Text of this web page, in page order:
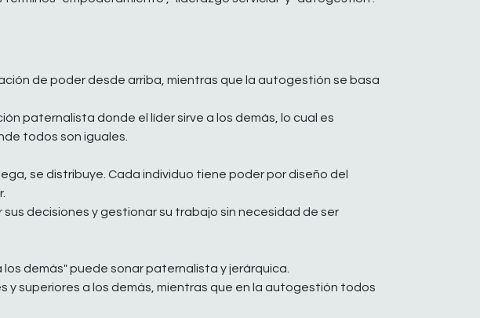
de poder desde arriba, mientras que la autogestión se basa
paternalista donde el líder sirve a los demás, lo cual es
todos son iguales.
se distribuye. Cada individuo tiene poder por diseño del
decisiones y gestionar su trabajo sin necesidad de ser
demás" puede sonar paternalista y jerárquica.
y superiores a los demás, mientras que en la autogestión todos